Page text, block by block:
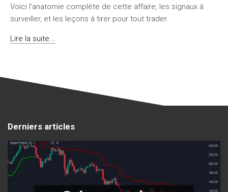
Voici l’anatomie complète de cette affaire, les signaux à
surveiller, et les leçons à tirer pour tout trader.
Lire la suite...
Derniers articles